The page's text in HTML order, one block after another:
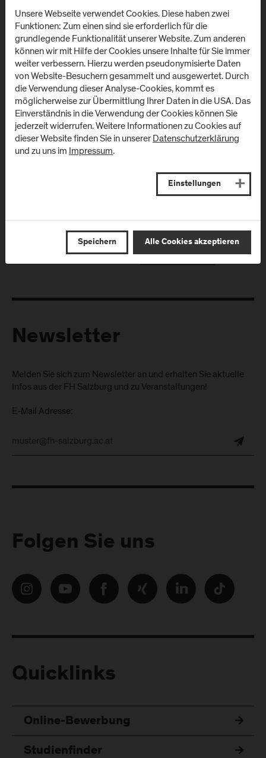
Campus Urstein/
Wissenspark
Urstein Süd 1
A-5412Puch/Salzburg
Anfahrt & Kontakt
Campus Kuchl
Markt 136a
A-5431Kuchl
Anfahrt & Kontakt
Campus Salzburg
(Uniklinikum LKH)
Campus
Schwarzach
Schwarzenberg
Klinikum)
A-5620Schwarzach im
Pongau
Newsletter
Melden Sie sich zum Newsletter an und erhalten Sie aktuelle
Infos aus der FH Salzburg und zu Veranstaltungen!
E-Mail Adresse:
Folgen Sie uns
Quicklinks
Online-Bewerbung
Studienfinder
Unsere Webseite verwendet Cookies. Diese haben zwei
Funktionen: Zum einen sind sie erforderlich für die
grundlegende Funktionalität unserer Website. Zum anderen
können wir mit Hilfe der Cookies unsere Inhalte für Sie immer
weiter verbessern. Hierzu werden pseudonymisierte Daten
von Website-Besuchern gesammelt und ausgewertet. Durch
die Verwendung dieser Analyse-Cookies, kommt es
möglicherweise zur Übermittlung Ihrer Daten in die USA. Das
Einverständnis in die Verwendung der Cookies können Sie
jederzeit widerrufen. Weitere Informationen zu Cookies auf
dieser Website finden Sie in unsererDatenschutzerklärung
und zu uns im Impressum.
Einstellungen
Speichern Alle Cookies akzeptieren